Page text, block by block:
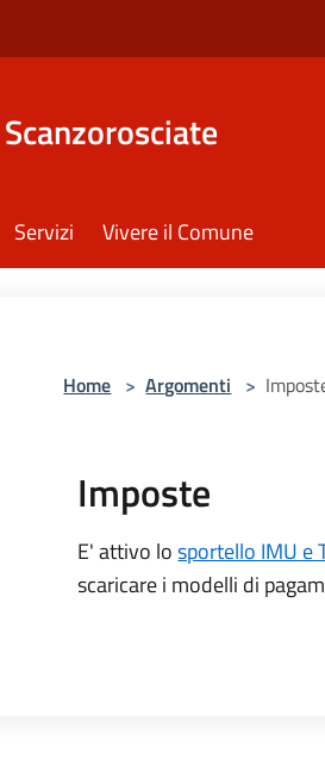
Servizi Vivere il Comune
Home > Argomenti >
Imposte
E' attivo losportello IMU e
scaricare i modelli di